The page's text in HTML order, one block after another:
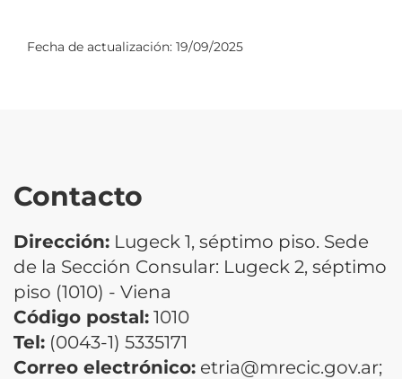
Fecha de actualización: 19/09/2025
Contacto
Dirección: Lugeck 1, séptimo piso. Sede
de la Sección Consular: Lugeck 2, séptimo
piso (1010) - Viena
Código postal: 1010
Tel: (0043-1) 5335171
Correo electrónico: etria@mrecic.gov.ar;